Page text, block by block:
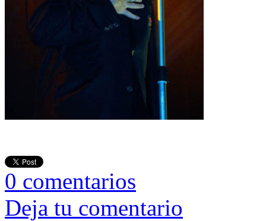
0 comentarios
Deja tu comentario